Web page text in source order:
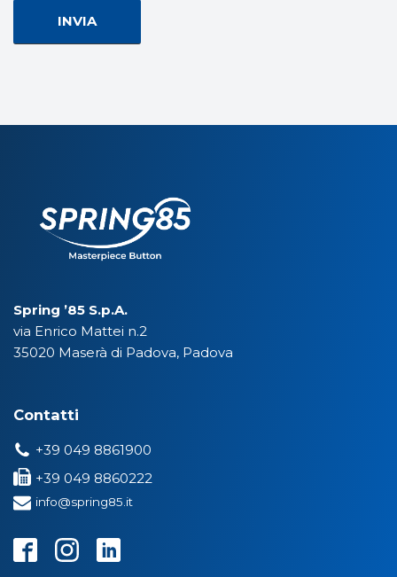
Spring ’85 S.p.A.
via Enrico Mattei n.2
35020 Maserà di Padova, Padova
Contatti
+39 049 8861900
+39 049 8860222
info@spring85.it